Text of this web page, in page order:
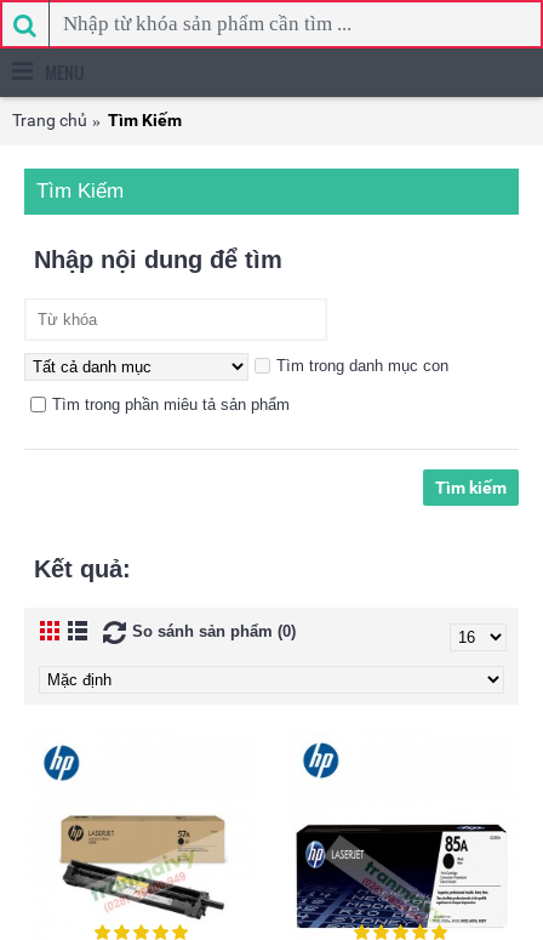
Trang chủ Tìm Kiếm
Tìm Kiếm
Nhập nội dung để tìm
Tìm trong danh mục con
Tìm trong phần miêu tả sản phẩm
Kết quả:
So sánh sản phẩm (0)